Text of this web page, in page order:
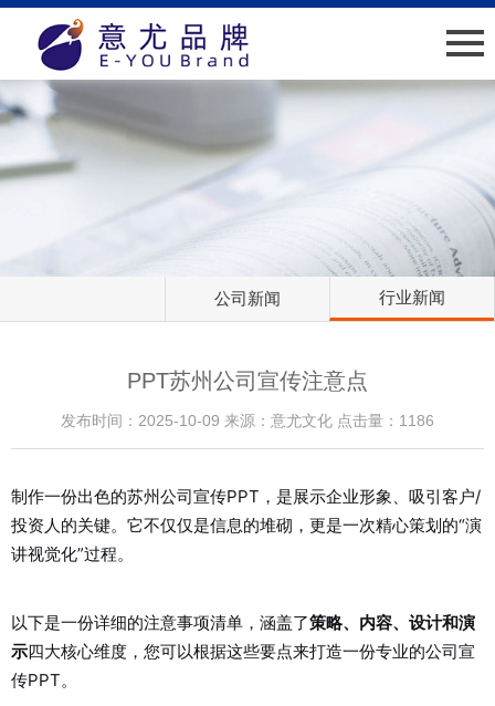
网站首页
关于我们
人才招聘
联系我们
行业新闻
公司新闻
PPT苏州公司宣传注意点
发布时间：2025-10-09 来源：意尤文化 点击量：1186
制作一份出色的苏州公司宣传PPT，是展示企业形象、吸引客户/
投资人的关键。它不仅仅是信息的堆砌，更是一次精心策划的“演
讲视觉化”过程。
以下是一份详细的注意事项清单，涵盖了策略、内容、设计和演
示四大核心维度，您可以根据这些要点来打造一份专业的公司宣
传PPT。